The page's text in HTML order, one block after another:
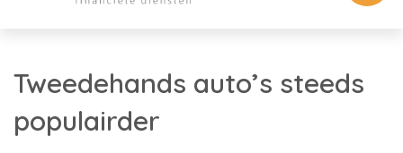
Tweedehands auto’s steeds
populairder